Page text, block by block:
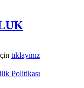
tıklayınız
Politikası